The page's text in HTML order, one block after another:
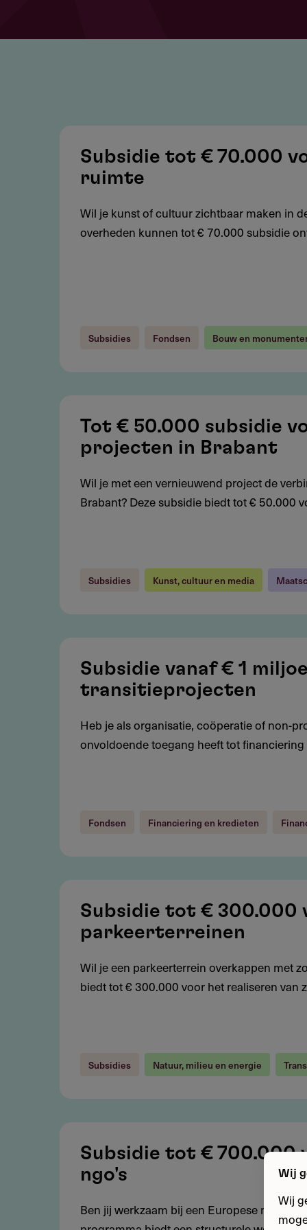
tot
voor
kunstprojecten
Subsidie tot € 70.000
ruimte
Wil je kunst of cultuur zichtbaar maken in
overheden kunnen tot € 70.000 subsidie
Subsidies Fondsen Bouw en
50.000
subsidie
voor
culturele
Tot € 50.000 subsidie
projecten in Brabant
Wil je met een vernieuwend project de
Brabant? Deze subsidie biedt tot € 50.000
Subsidies Kunst, cultuur en media
vanaf
miljoen
voor
Subsidie vanaf € 1
transitieprojecten
Heb je als organisatie, coöperatie of non-
onvoldoende toegang heeft tot
Fondsen Financiering en kredieten
tot
300.000
voor
zonne-
Subsidie tot € 300.000
parkeerterreinen
Wil je een parkeerterrein overkappen met
biedt tot € 300.000 voor het realiseren van
Subsidies Natuur, milieu en energie
tot
700.000
voor
Subsidie tot € 700.000
ngo's
Ben jij werkzaam bij een Europese non-
Wij
Wij